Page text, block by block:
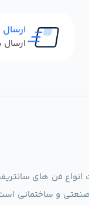
انواع فن های
و ساختمانی